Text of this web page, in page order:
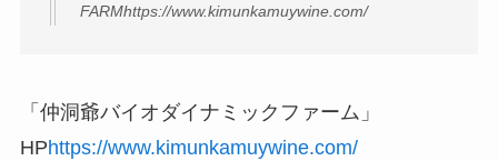
FARMhttps://www.kimunkamuywine.com/
「仲洞爺バイオダイナミックファーム」
HPhttps://www.kimunkamuywine.com/